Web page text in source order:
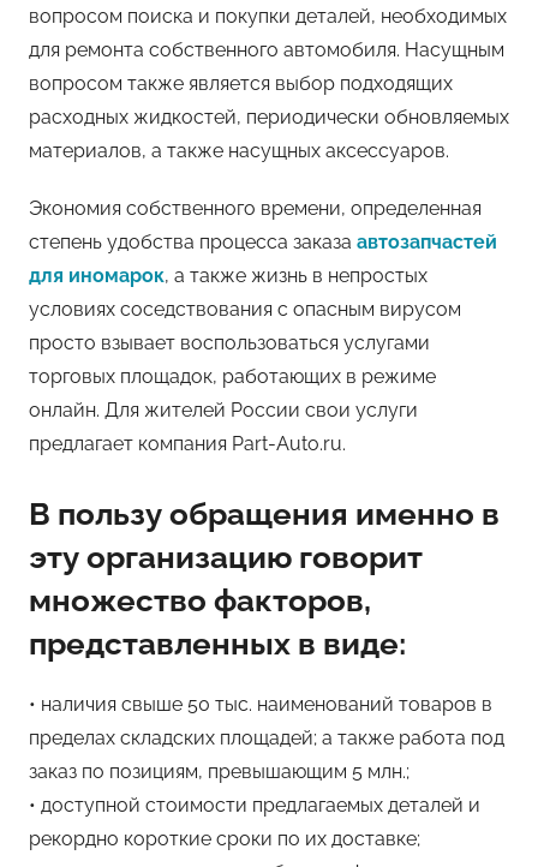
вопросом поиска и покупки деталей, необходимых
для ремонта собственного автомобиля. Насущным
вопросом также является выбор подходящих
расходных жидкостей, периодически обновляемых
материалов, а также насущных аксессуаров.
Экономия собственного времени, определенная
степень удобства процесса заказа автозапчастей
для иномарок, а также жизнь в непростых
условиях соседствования с опасным вирусом
просто взывает воспользоваться услугами
торговых площадок, работающих в режиме
онлайн. Для жителей России свои услуги
предлагает компания Part-Auto.ru.
В пользу обращения именно в
эту организацию говорит
множество факторов,
представленных в виде:
• наличия свыше 50 тыс. наименований товаров в
пределах складских площадей; а также работа под
заказ по позициям, превышающим 5 млн.;
• доступной стоимости предлагаемых деталей и
рекордно короткие сроки по их доставке;